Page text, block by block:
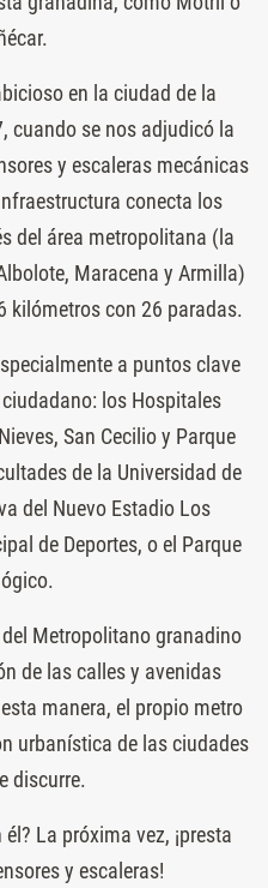
en la ciudad de la
cuando se nos adjudicó la
y escaleras mecánicas
conecta los
del área metropolitana (la
Maracena y Armilla)
kilómetros con 26 paradas.
a puntos clave
los Hospitales
San Cecilio y Parque
de la Universidad de
del Nuevo Estadio Los
de Deportes, o el Parque
Metropolitano granadino
de las calles y avenidas
manera, el propio metro
urbanística de las ciudades
discurre.
La próxima vez, ¡presta
y escaleras!